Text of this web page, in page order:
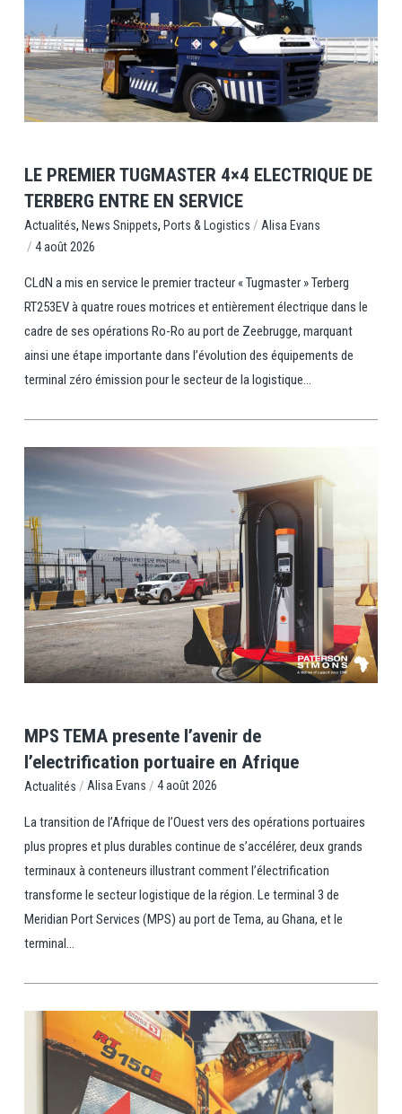
View Post
LE PREMIER TUGMASTER 4×4 ELECTRIQUE DE
TERBERG ENTRE EN SERVICE
Actualités, News Snippets, Ports & Logistics / Alisa Evans
/ 4 août 2026
CLdN a mis en service le premier tracteur « Tugmaster » Terberg
RT253EV à quatre roues motrices et entièrement électrique dans le
cadre de ses opérations Ro-Ro au port de Zeebrugge, marquant
ainsi une étape importante dans l’évolution des équipements de
terminal zéro émission pour le secteur de la logistique...
View Post
MPS TEMA presente l’avenir de
l’electrification portuaire en Afrique
Actualités / Alisa Evans / 4 août 2026
La transition de l’Afrique de l’Ouest vers des opérations portuaires
plus propres et plus durables continue de s’accélérer, deux grands
terminaux à conteneurs illustrant comment l’électrification
transforme le secteur logistique de la région. Le terminal 3 de
Meridian Port Services (MPS) au port de Tema, au Ghana, et le
terminal...